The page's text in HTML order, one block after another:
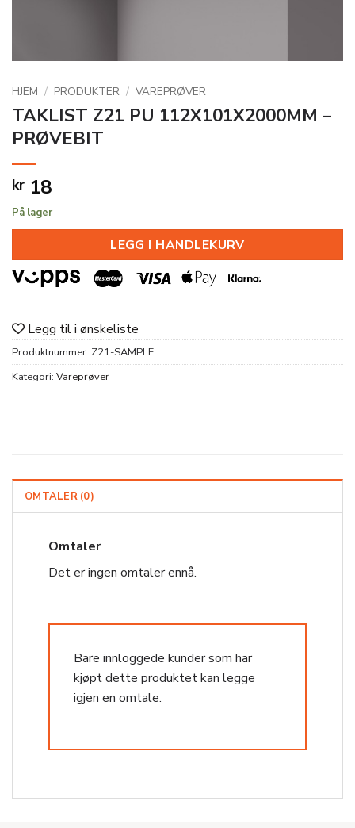
HJEM / PRODUKTER / VAREPRØVER
TAKLIST Z21 PU 112X101X2000MM –
PRØVEBIT
kr 18
På lager
LEGG I HANDLEKURV
Legg til i ønskeliste
Produktnummer: Z21-SAMPLE
Kategori: Vareprøver
OMTALER (0)
Omtaler
Det er ingen omtaler ennå.
Bare innloggede kunder som har
kjøpt dette produktet kan legge
igjen en omtale.